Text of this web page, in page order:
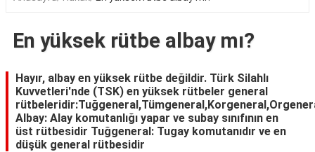
Oyun
Yaşam
Hukuk
Blog
En yüksek rütbe albay mı?
Hayır, albay en yüksek rütbe değildir. Türk Silahlı
Kuvvetleri'nde (TSK) en yüksek rütbeler general
Albay: Alay komutanlığı yapar ve subay sınıfının en
üst rütbesidir Tuğgeneral: Tugay komutanıdır ve en
düşük general rütbesidir